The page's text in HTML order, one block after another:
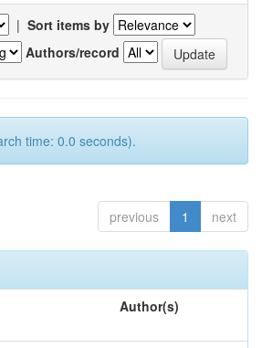
| Sort items by
Authors/record
time: 0.0 seconds).
previous 1 next
Author(s)